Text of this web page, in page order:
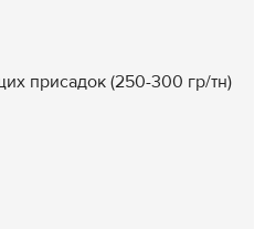
присадок (250-300 гр/тн)